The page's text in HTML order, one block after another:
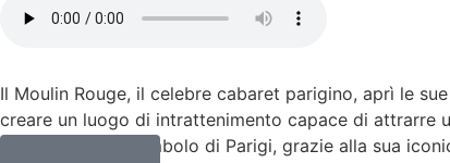
Il Moulin Rouge, il celebre cabaret parigino, aprì le
creare un luogo di intrattenimento capace di attrarre
rapidamente un simbolo di Parigi, grazie alla sua